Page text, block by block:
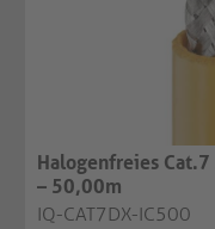
Halogenfreies
– 50,00m
IQ-CAT7DX-IC500